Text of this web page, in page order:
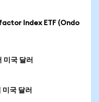
Index ETF (Ondo
국 달러
국 달러